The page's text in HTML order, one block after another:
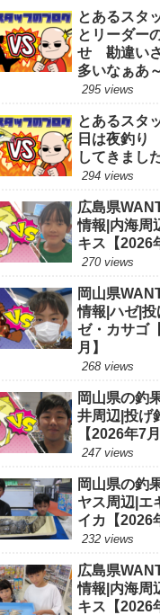
とあるスタ
とリーダー
せ 勘違い
多いなぁあ
295 views
とあるスタ
日は夜釣
してきまし
294 views
広島県
情報|内海周
キス【2026
270 views
岡山県
情報|ハゼ|
ゼ・カサゴ
月】
268 views
岡山県の釣
井周辺|投げ
【2026年7月
247 views
岡山県の釣
ヤス周辺|エ
イカ【2026
232 views
広島県
情報|内海周
キス【2026